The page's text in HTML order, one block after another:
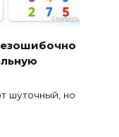
шуточный, но